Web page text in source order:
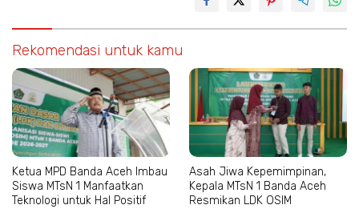
Rekomendasi untuk kamu
Ketua MPD Banda Aceh Imbau
Siswa MTsN 1 Manfaatkan
Teknologi untuk Hal Positif
Asah Jiwa Kepemimpinan,
Kepala MTsN 1 Banda Aceh
Resmikan LDK OSIM